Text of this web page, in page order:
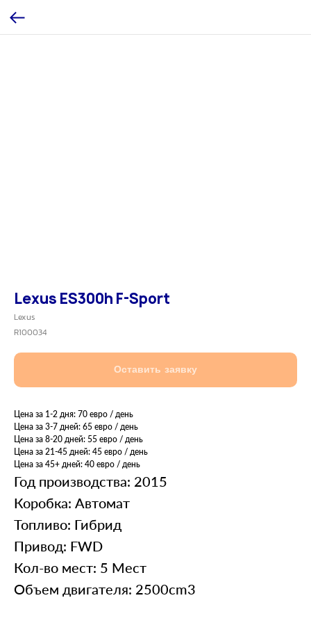
Lexus ES300h F-Sport
Lexus
R100034
Оставить заявку
Цена за 1-2 дня: 70 евро / день
Цена за 3-7 дней: 65 евро / день
Цена за 8-20 дней: 55 евро / день
Цена за 21-45 дней: 45 евро / день
Цена за 45+ дней: 40 евро / день
Год производства: 2015
Коробка: Автомат
Топливо: Гибрид
Привод: FWD
Кол-во мест: 5 Мест
Объем двигателя: 2500cm3